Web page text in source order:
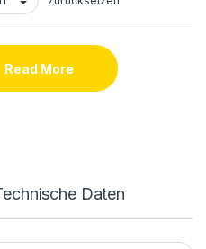
LCD Display +
Read More
Daten